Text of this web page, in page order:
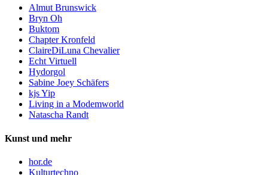
Almut Brunswick
Bryn Oh
Buktom
Chapter Kronfeld
ClaireDiLuna Chevalier
Echt Virtuell
Hydorgol
Sabine Joey Schäfers
kjs Yip
Living in a Modemworld
Natascha Randt
Kunst und mehr
hor.de
Kulturtechno